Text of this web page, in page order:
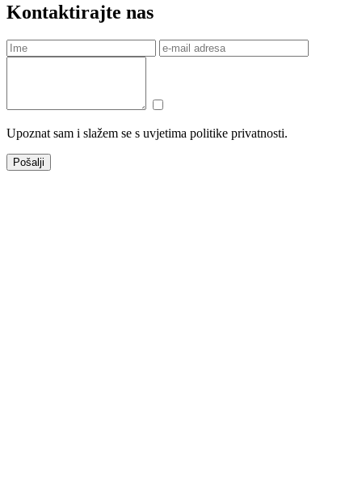
Kontaktirajte nas
Upoznat sam i slažem se s uvjetima politike privatnosti.
Pošalji